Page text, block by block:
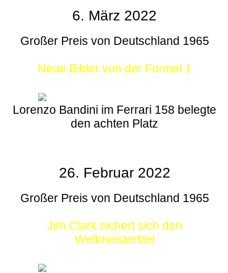
6. März 2022
Großer Preis von Deutschland 1965
Neue Bilder von der Formel 1
Lorenzo Bandini im Ferrari 158 belegte
den achten Platz
26. Februar 2022
Großer Preis von Deutschland 1965
Jim Clark sichert sich den
Weltmeistertitel